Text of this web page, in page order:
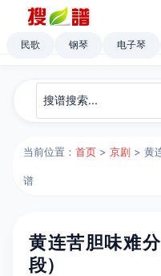
民歌 钢琴 电子琴
当前位置：首页 >京剧 > 黄
谱
黄连苦胆味难
段）